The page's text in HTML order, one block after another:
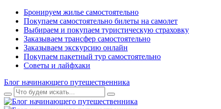
Бронируем жилье самостоятельно
Покупаем самостоятельно билеты на самолет
Выбираем и покупаем туристическую страховку
Заказываем трансфер самостоятельно
Заказываем экскурсию онлайн
Покупаем пакетный тур самостоятельно
Советы и лайфхаки
Блог начинающего путешественника